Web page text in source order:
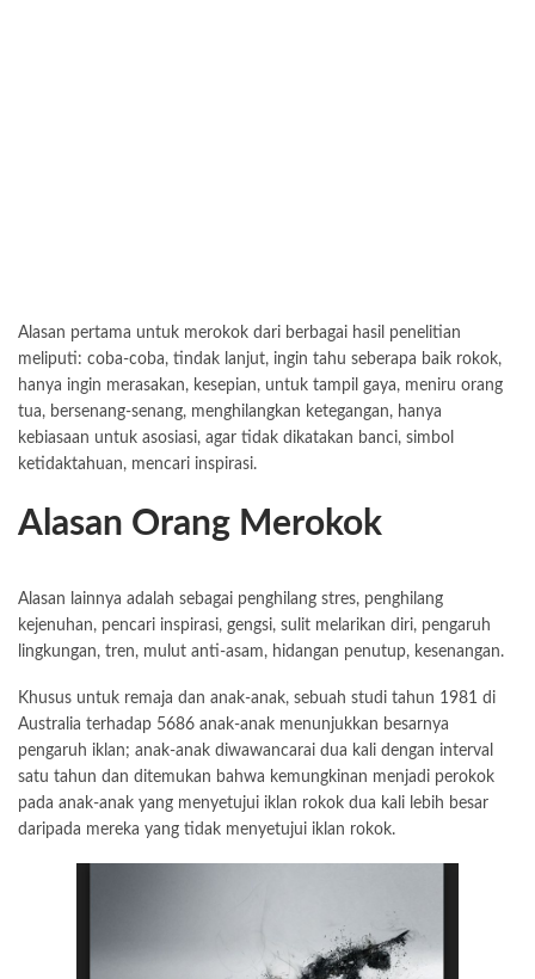
Alasan pertama untuk merokok dari berbagai hasil penelitian
meliputi: coba-coba, tindak lanjut, ingin tahu seberapa baik rokok,
hanya ingin merasakan, kesepian, untuk tampil gaya, meniru orang
tua, bersenang-senang, menghilangkan ketegangan, hanya
kebiasaan untuk asosiasi, agar tidak dikatakan banci, simbol
ketidaktahuan, mencari inspirasi.
Alasan Orang Merokok
Alasan lainnya adalah sebagai penghilang stres, penghilang
kejenuhan, pencari inspirasi, gengsi, sulit melarikan diri, pengaruh
lingkungan, tren, mulut anti-asam, hidangan penutup, kesenangan.
Khusus untuk remaja dan anak-anak, sebuah studi tahun 1981 di
Australia terhadap 5686 anak-anak menunjukkan besarnya
pengaruh iklan; anak-anak diwawancarai dua kali dengan interval
satu tahun dan ditemukan bahwa kemungkinan menjadi perokok
pada anak-anak yang menyetujui iklan rokok dua kali lebih besar
daripada mereka yang tidak menyetujui iklan rokok.